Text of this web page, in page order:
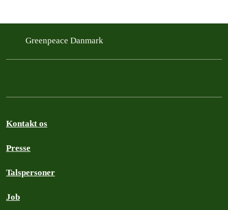
Greenpeace Danmark
Kontakt os
Presse
Talspersoner
Job